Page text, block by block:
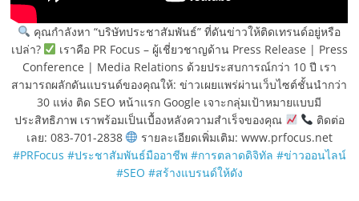
คุณกำลังหา “บริษัทประชาสัมพันธ์” ที่ดันข่าวให้ติดเทรนด์อยู่หรือ
เปล่า?
เราคือ PR Focus – ผู้เชี่ยวชาญด้าน Press Release | Press
Conference | Media Relations ด้วยประสบการณ์กว่า 10 ปี เรา
สามารถผลักดันแบรนด์ของคุณให้: ข่าวเผยแพร่ผ่านเว็บไซต์ชั้นนำกว่า
30 แห่ง ติด SEO หน้าแรก Google เจาะกลุ่มเป้าหมายแบบมี
ประสิทธิภาพ เราพร้อมเป็นเบื้องหลังความสำเร็จของคุณ
ติดต่อ
เลย: 083-701-2838
รายละเอียดเพิ่มเติม: www.prfocus.net
#PRFocus #ประชาสัมพันธ์มืออาชีพ #การตลาดดิจิทัล #ข่าวออนไลน์
#SEO #สร้างแบรนด์ให้ดัง